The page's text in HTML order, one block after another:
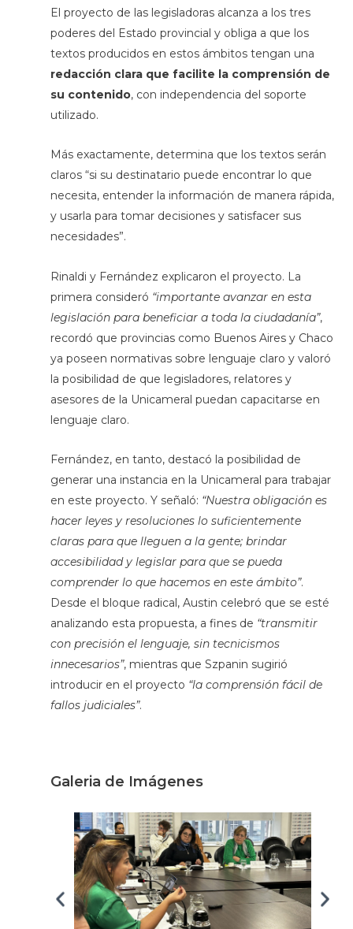
El proyecto de las legisladoras alcanza a los tres
poderes del Estado provincial y obliga a que los
textos producidos en estos ámbitos tengan una
redacción clara que facilite la comprensión de
su contenido, con independencia del soporte
utilizado.
Más exactamente, determina que los textos serán
claros “si su destinatario puede encontrar lo que
necesita, entender la información de manera rápida,
y usarla para tomar decisiones y satisfacer sus
necesidades”.
Rinaldi y Fernández explicaron el proyecto. La
primera consideró “importante avanzar en esta
legislación para beneficiar a toda la ciudadanía”,
recordó que provincias como Buenos Aires y Chaco
ya poseen normativas sobre lenguaje claro y valoró
la posibilidad de que legisladores, relatores y
asesores de la Unicameral puedan capacitarse en
lenguaje claro.
Fernández, en tanto, destacó la posibilidad de
generar una instancia en la Unicameral para trabajar
en este proyecto. Y señaló: “Nuestra obligación es
hacer leyes y resoluciones lo suficientemente
claras para que lleguen a la gente; brindar
accesibilidad y legislar para que se pueda
comprender lo que hacemos en este ámbito”.
Desde el bloque radical, Austin celebró que se esté
analizando esta propuesta, a fines de “transmitir
con precisión el lenguaje, sin tecnicismos
innecesarios”, mientras que Szpanin sugirió
introducir en el proyecto “la comprensión fácil de
fallos judiciales”.
Galeria de Imágenes